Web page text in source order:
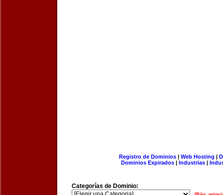
Registro de Dominios| Web Hosting |
Dominios Expirados | Industrias |
Categorías de Dominio: